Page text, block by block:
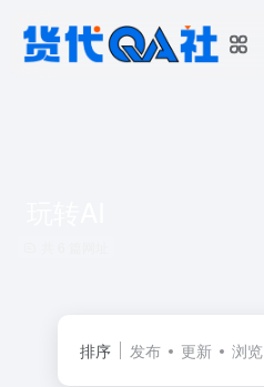
排序 发布 更新 浏览